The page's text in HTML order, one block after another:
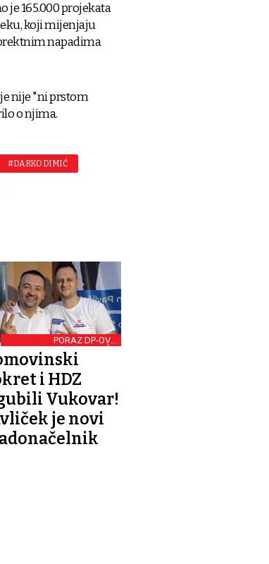
je 165.000 projekata
koji mijenjaju
napadima
nije "ni prstom
o njima.
#DARKO DIMIĆ
PORAZ DP-OVA
DOMAGOJA BILIĆA
i HDZ
Vukovar!
je novi